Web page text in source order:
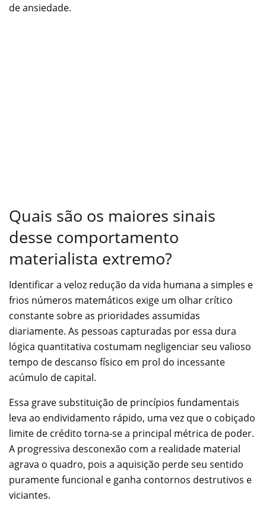
de ansiedade.
Quais são os maiores sinais
desse comportamento
materialista extremo?
Identificar a veloz redução da vida humana a simples e
frios números matemáticos exige um olhar crítico
constante sobre as prioridades assumidas
diariamente. As pessoas capturadas por essa dura
lógica quantitativa costumam negligenciar seu valioso
tempo de descanso físico em prol do incessante
acúmulo de capital.
Essa grave substituição de princípios fundamentais
leva ao endividamento rápido, uma vez que o cobiçado
limite de crédito torna-se a principal métrica de poder.
A progressiva desconexão com a realidade material
agrava o quadro, pois a aquisição perde seu sentido
puramente funcional e ganha contornos destrutivos e
viciantes.